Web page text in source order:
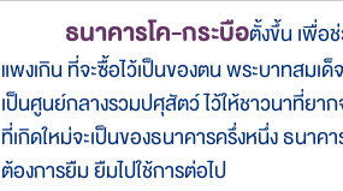
ธนาคารโค-กระบือตั้งขึ้น เพื่อ
แพงเกิน ที่จะซื้อไว้เป็นของตน พระบาทสมเ
เป็นศูนย์กลางรวมปศุสัตว์ ไว้ให้ชาวนาที่ยา
ที่เกิดใหม่จะเป็นของธนาคารครึ่งหนึ่ง ธนาค
ต้องการยืม ยืมไปใช้การต่อไป